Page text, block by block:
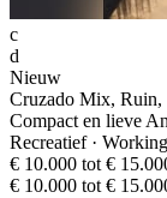
c
d
Nieuw
Cruzado Mix, Ruin,
Compact en lieve
Recreatief ·
€ 10.000 tot €
€ 10.000 tot €